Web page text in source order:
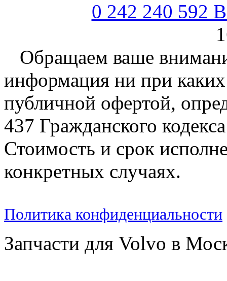
0 242 240 592
Обращаем ваше
информация ни при каких
публичной офертой,
437 Гражданского
Стоимость и срок
конкретных случаях.
Политика конфиденциальности
Запчасти для Volvo в